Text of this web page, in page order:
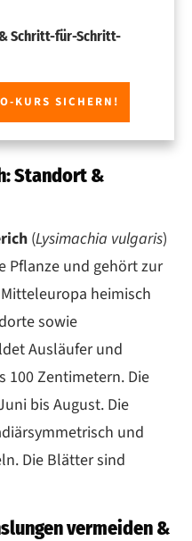
Schritt-für-Schritt-
KURS SICHERN!
Standort &
(Lysimachia vulgaris)
Pflanze und gehört zur
heimisch
sowie
Ausläufer und
100 Zentimetern. Die
bis August. Die
und
Die Blätter sind
vermeiden &